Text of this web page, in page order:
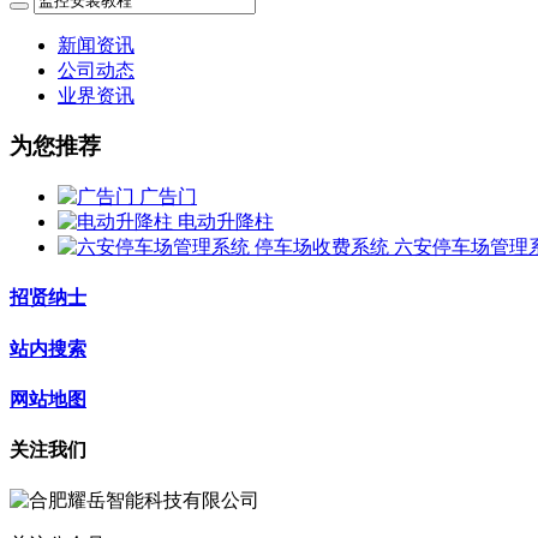
新闻资讯
公司动态
业界资讯
为您推荐
广告门
电动升降柱
六安停车场管理
招贤纳士
站内搜索
网站地图
关注我们